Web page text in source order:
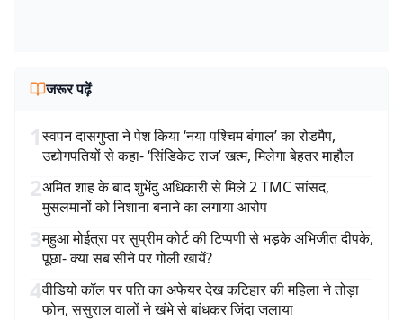
जरूर पढ़ें
1स्वपन दासगुप्ता ने पेश किया ‘नया पश्चिम बंगाल’ का रोडमैप,
उद्योगपतियों से कहा- ‘सिंडिकेट राज’ खत्म, मिलेगा बेहतर माहौल
2अमित शाह के बाद शुभेंदु अधिकारी से मिले 2 TMC सांसद,
मुसलमानों को निशाना बनाने का लगाया आरोप
3महुआ मोईत्रा पर सुप्रीम कोर्ट की टिप्पणी से भड़के अभिजीत दीपके,
पूछा- क्या सब सीने पर गोली खायें?
4वीडियो कॉल पर पति का अफेयर देख कटिहार की महिला ने तोड़ा
फोन, ससुराल वालों ने खंभे से बांधकर जिंदा जलाया